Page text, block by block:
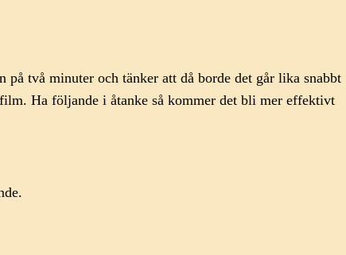
två minuter och tänker att då borde det går lika snabbt
Ha följande i åtanke så kommer det bli mer effektivt